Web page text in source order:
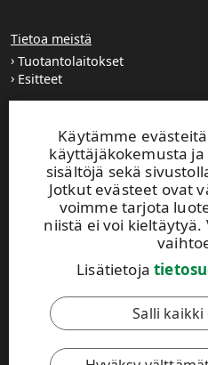
Käytämme
käyttäjäkokemusta
sisältöjä sekä
Jotkut evästeet ovat
voimme tarjota
niistä ei voi kieltäytyä.
Lisätietoja
Salli
Tietoa meistä
Tuotantolaitokset
Esitteet
Extranet
UPM TIMBER
Peltokatu 26 C, 5. krs
PL 203
Puh. +358 204 15 113
Tämä sivusto on suojattu
Tietosuojajakäyttöehdot.